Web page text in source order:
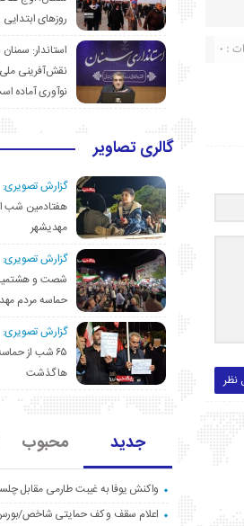
: 0
نظر
روزهای
استاندار: سمنان
نقش‌آفرینی
نوآوری آماده
گالری تصاویر
گزارش تصویری:
هفتادمین شب
مهدیشهر
گزارش تصویری:
شصت و
حماسه مردم
گزارش تصویری:
۶۵ شب از
ها گذشت
جدید محبوب
واکنش یوفا به غیبت طارمی مقابل
اعلام سقف و کف حمایتی شاخص/